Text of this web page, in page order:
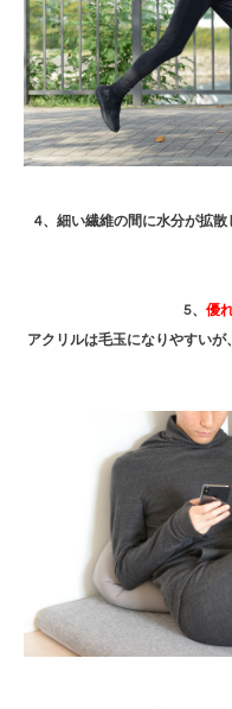
4、細い繊維の間に水分が拡散
5、 優
アクリルは毛玉になりやすい